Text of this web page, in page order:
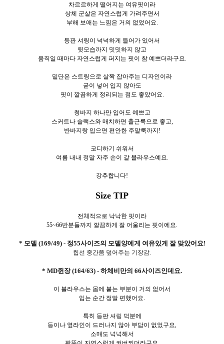
차르르하게 떨어지는 여유핏이라
상체 군살은 자연스럽게 가려주면서
부해 보애는 느낌은 거의 없었어요.
등판 셔링이 넉넉하게 들어가 있어서
뒷모습까지 밋밋하지 않고
움직일 때마다 자연스럽게 퍼지는 핏이 참 예쁘더라구요.
밑단은 스트링으로 살짝 잡아주는 디자인이라
굳이 넣어 입지 않아도
핏이 깔끔하게 정리되는 점도 좋았어요.
청바지 하나만 입어도 예쁘고
스커트나 슬랙스와 매치하면 출근룩으로 좋고,
반바지랑 입으면 편안한 주말룩까지!
코디하기 쉬워서
여름 내내 정말 자주 손이 갈 블라우스예요.
강추합니다!
Size TIP
전체적으로 낙낙한 핏이라
55~66반분들까지 깔끔하게 잘 어울리는 핏이에요.
* 모델 (169/49) - 정55사이즈의 모델양에게 여유있게 잘 맞았어요!
힙선 중간쯤 덮어주는 기장감.
* MD쥔장 (164/63) - 하체비만의 66사이즈인데요.
이 블라우스는 몸에 붙는 부분이 거의 없어서
입는 순간 정말 편했어요.
특히 등판 셔링 덕분에
등이나 옆라인이 드러나지 않아 부담이 없었구요,
소매도 넉넉해서